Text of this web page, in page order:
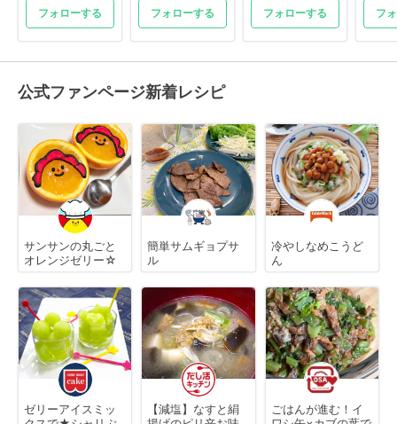
フォローする フォローする フォローする フ
公式ファンページ新着レシピ
サンサンの丸ごと
オレンジゼリー☆
簡単サムギョプサ
ル
冷やしなめこうど
ん
ゼリーアイスミッ
【減塩】なすと絹
ごはんが進む！イ